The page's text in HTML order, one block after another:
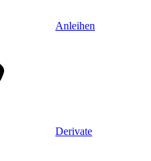
Anleihen
Derivate